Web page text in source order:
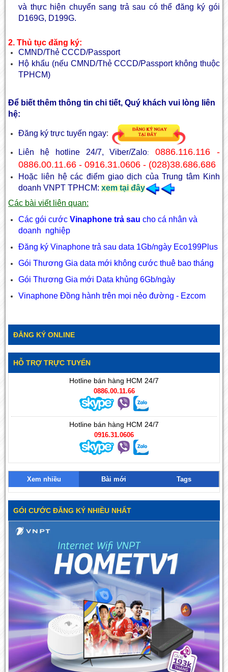
và thực hiện chuyển sang trả sau có thể đăng ký gói
D169G, D199G.
2. Thủ tục đăng ký:
CMND/Thẻ CCCD/Passport
Hộ khẩu (nếu CMND/Thẻ CCCD/Passport không thuộc
TPHCM)
Để biết thêm thông tin chi tiết, Quý khách vui lòng liên
hệ:
Đăng ký trực tuyến ngay:
Liên hệ hotline 24/7, Viber/Zalo:0886.116.116 -
0886.00.11.66 - 0916.31.0606 - (028)38.686.686
Hoặc liên hệ các điểm giao dịch của Trung tâm Kinh
doanh VNPT TPHCM: xem tại đây
Các bài viết liên quan:
Các gói cướcVinaphone trả saucho cá nhân và
doanh nghiệp
Đăng ký Vinaphone trả sau data 1Gb/ngày Eco199Plus
Gói Thương Gia data mới không cước thuê bao tháng
Gói Thương Gia mới Data khủng 6Gb/ngày
Vinaphone Đồng hành trên mọi nẻo đường - Ezcom
ĐĂNG KÝ ONLINE
HỖ TRỢ TRỰC TUYẾN
Hotline bán hàng HCM 24/7
0886.00.11.66
Hotline bán hàng HCM 24/7
0916.31.0606
Xem nhiều Bài mới Tags
GÓI CƯỚC ĐĂNG KÝ NHIỀU NHẤT